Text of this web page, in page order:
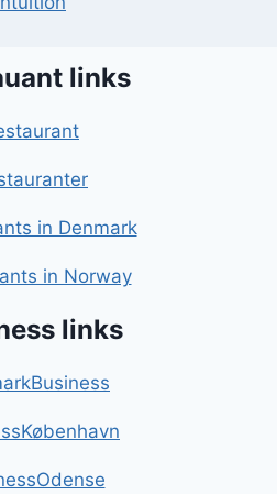
links
in Denmark
in Norway
links